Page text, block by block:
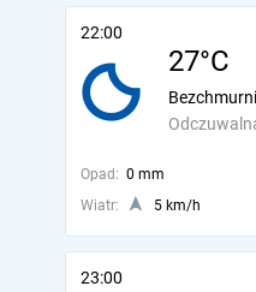
22:00
27°C
Opad: 0 mm
Wiatr:
5 km/h
23:00